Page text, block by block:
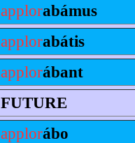
applorabámus
applorabátis
applorábant
FUTURE
applorábo